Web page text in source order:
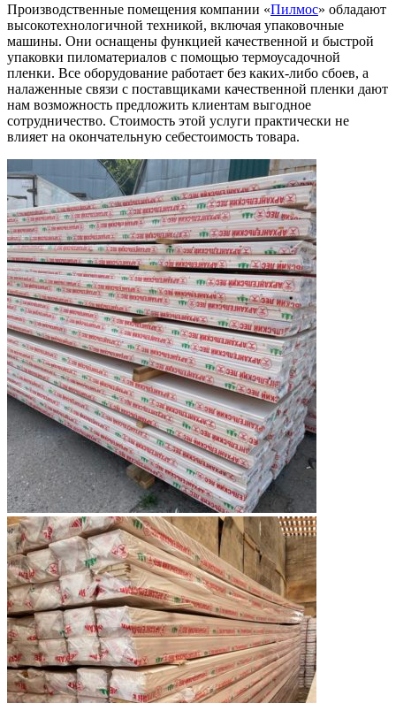
Производственные помещения компании «Пилмос» обладают
высокотехнологичной техникой, включая упаковочные
машины. Они оснащены функцией качественной и быстрой
упаковки пиломатериалов с помощью термоусадочной
пленки. Все оборудование работает без каких-либо сбоев, а
налаженные связи с поставщиками качественной пленки дают
нам возможность предложить клиентам выгодное
сотрудничество. Стоимость этой услуги практически не
влияет на окончательную себестоимость товара.